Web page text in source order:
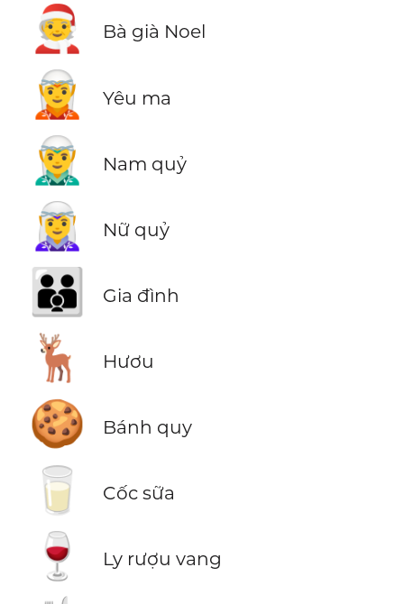
🧑‍🎄 Bà già Noel
🧝 Yêu ma
🧝‍♂️ Nam quỷ
🧝‍♀️ Nữ quỷ
👪 Gia đình
🦌 Hươu
🍪 Bánh quy
🥛 Cốc sữa
🍷 Ly rượu vang